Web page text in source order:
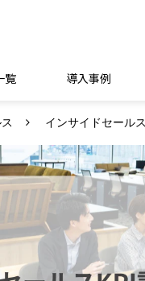
覧 導入事例
インサイドセール